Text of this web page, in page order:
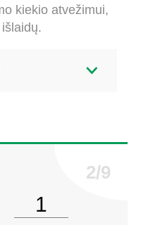
kiekio atvežimui,